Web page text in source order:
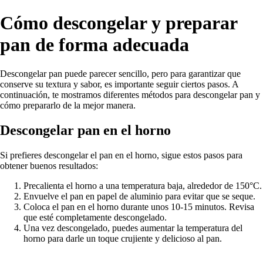
Cómo descongelar y preparar
pan de forma adecuada
Descongelar pan puede parecer sencillo, pero para garantizar que
conserve su textura y sabor, es importante seguir ciertos pasos. A
continuación, te mostramos diferentes métodos para descongelar pan y
cómo prepararlo de la mejor manera.
Descongelar pan en el horno
Si prefieres descongelar el pan en el horno, sigue estos pasos para
obtener buenos resultados:
Precalienta el horno a una temperatura baja, alrededor de 150°C.
Envuelve el pan en papel de aluminio para evitar que se seque.
Coloca el pan en el horno durante unos 10-15 minutos. Revisa
que esté completamente descongelado.
Una vez descongelado, puedes aumentar la temperatura del
horno para darle un toque crujiente y delicioso al pan.